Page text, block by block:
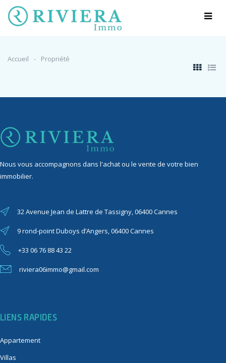
Accueil Propriété
Nous vous accompagnons dans l'achat ou le vente de votre bien
immobilier.
32 Avenue Jean de Lattre de Tassigny, 06400 Cannes
9 rond-point Duboys d’Angers, 06400 Cannes
+33 06 76 88 43 22
riviera06immo@gmail.com
LIENS RAPIDES
Appartement
Villas